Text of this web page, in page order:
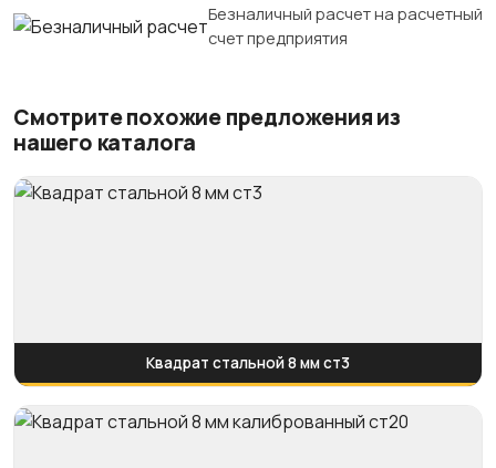
Безналичный расчет на расчетный
счет предприятия
Смотрите похожие предложения из
нашего каталога
Квадрат стальной 8 мм ст3